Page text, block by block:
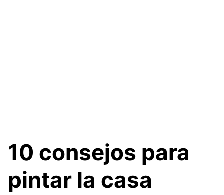
10 consejos para
pintar la casa